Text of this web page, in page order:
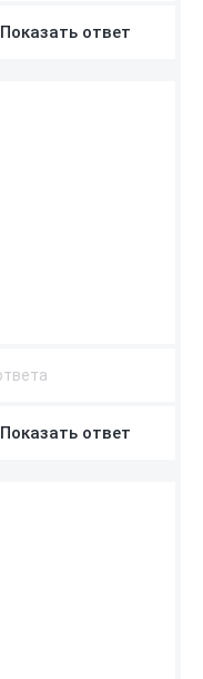
Показать ответ
Показать ответ